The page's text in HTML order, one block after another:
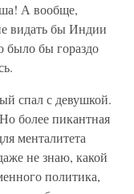
А вообще,
видать бы Индии
было бы гораздо
спал с девушкой.
более пикантная
менталитета
не знаю, какой
политика,